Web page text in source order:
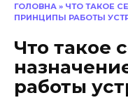
ГОЛОВНА » ЧТО ТАКОЕ
ПРИНЦИПЫ РАБОТЫ
Что такое
работы